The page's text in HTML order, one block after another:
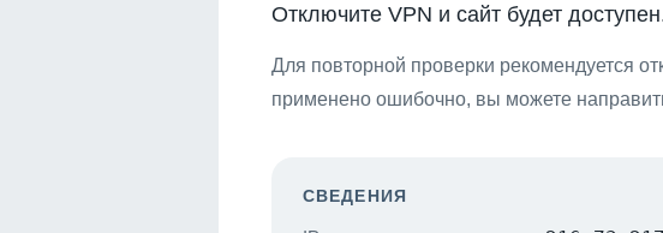
Отключите VPN и сайт будет
Для повторной проверки рекомендуется
применено ошибочно, вы можете
СВЕДЕНИЯ